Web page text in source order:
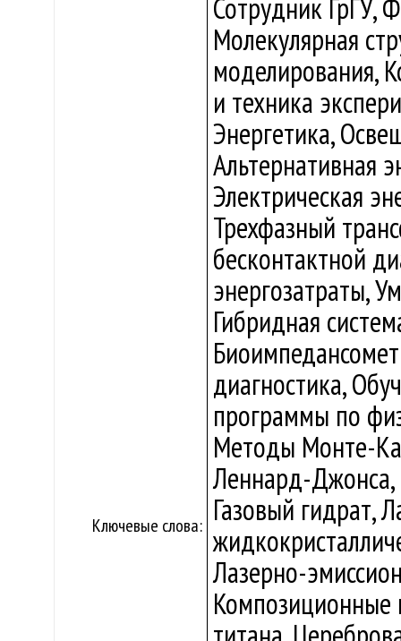
Ключевые слова:
Сотрудник ГрГУ,
Молекулярная
моделирования,
и техника
Энергетика,
Альтернативная
Электрическая
Трехфазный
бесконтактной
энергозатраты,
Гибридная
диагностика,
программы по
Методы Монте-
Леннард-
Газовый гидрат,
Лазерно-
Композиционные